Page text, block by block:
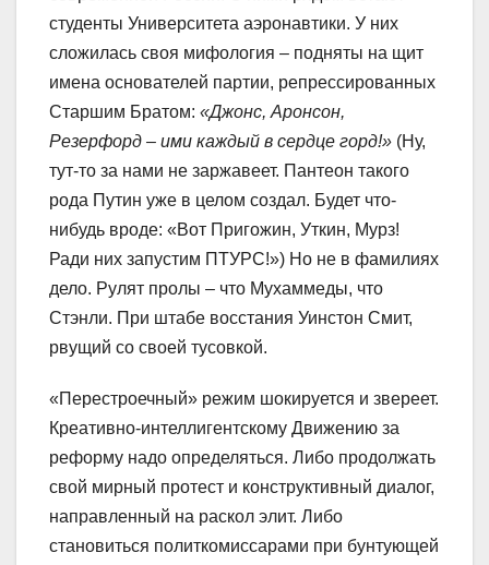
студенты Университета аэронавтики. У них
сложилась своя мифология – подняты на щит
имена основателей партии, репрессированных
Старшим Братом: «Джонс, Аронсон,
Резерфорд – ими каждый в сердце горд!» (Ну,
тут-то за нами не заржавеет. Пантеон такого
рода Путин уже в целом создал. Будет что-
нибудь вроде: «Вот Пригожин, Уткин, Мурз!
Ради них запустим ПТУРС!») Но не в фамилиях
дело. Рулят пролы – что Мухаммеды, что
Стэнли. При штабе восстания Уинстон Смит,
рвущий со своей тусовкой.
«Перестроечный» режим шокируется и звереет.
Креативно-интеллигентскому Движению за
реформу надо определяться. Либо продолжать
свой мирный протест и конструктивный диалог,
направленный на раскол элит. Либо
становиться политкомиссарами при бунтующей